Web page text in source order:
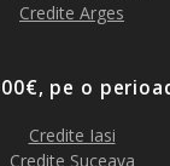
Credite Arges
pe o
Credite Iasi
Credite Suceava